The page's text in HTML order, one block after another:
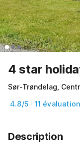
4 star
Sør-Trøndelag,
4.8/5 · 11
Description